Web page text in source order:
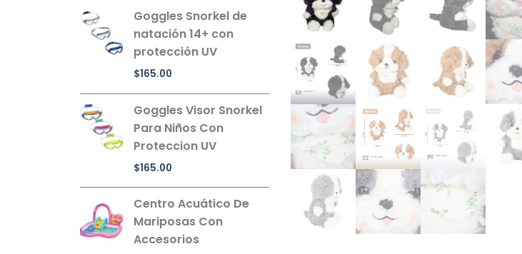
Goggles Snorkel de
natación 14+ con
protección UV
$165.00
Goggles Visor Snorkel
Para Niños Con
Proteccion UV
$165.00
Centro Acuático De
Mariposas Con
Accesorios